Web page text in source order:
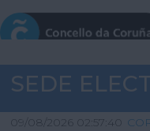
SEDE
09/08/2026 02:57:40